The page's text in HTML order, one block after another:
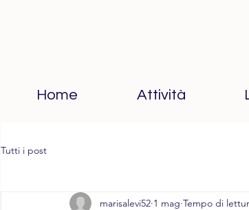
Home Attività
Tutti i post
marisalevi52 1 mag Tempo di